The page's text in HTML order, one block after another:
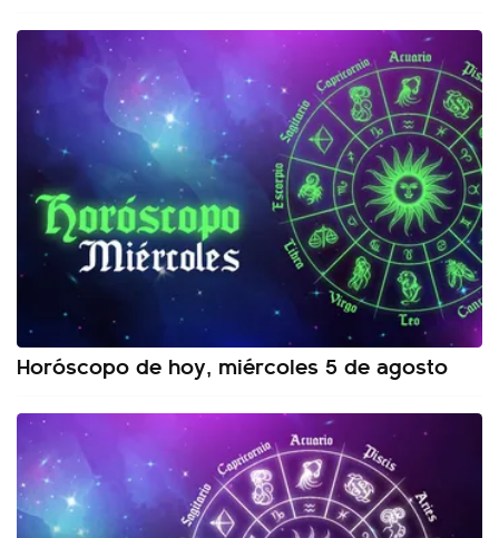
Horóscopo de hoy, miércoles 5 de agosto